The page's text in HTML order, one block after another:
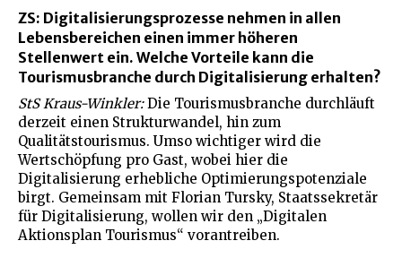
ZS: Digitalisierungsprozesse nehmen in allen
Lebensbereichen einen immer höheren
Stellenwert ein. Welche Vorteile kann die
Tourismusbranche durch Digitalisierung erhalten?
StS Kraus-Winkler:Die Tourismusbranche durchläuft
derzeit einen Strukturwandel, hin zum
Qualitätstourismus. Umso wichtiger wird die
Wertschöpfung pro Gast, wobei hier die
Digitalisierung erhebliche Optimierungspotenziale
birgt. Gemeinsam mit Florian Tursky, Staatssekretär
für Digitalisierung, wollen wir den „Digitalen
Aktionsplan Tourismus“ vorantreiben.